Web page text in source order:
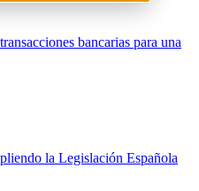
bancarias para una
la Legislación Española